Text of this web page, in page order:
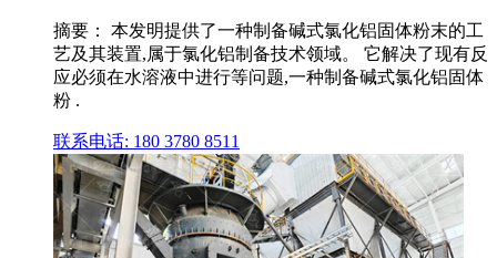
摘要： 本发明提供了一种制备碱式氯化铝固体粉末的工
艺及其装置,属于氯化铝制备技术领域。 它解决了现有反
应必须在水溶液中进行等问题,一种制备碱式氯化铝固体
粉 .
联系电话: 180 3780 8511